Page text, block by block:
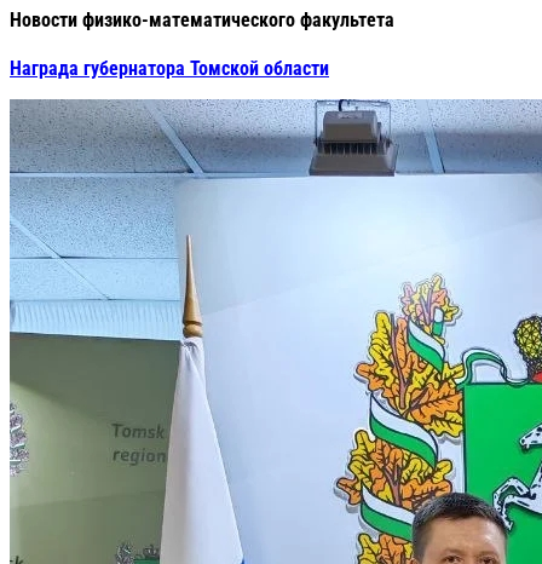
Новости физико-математического факультета
Награда губернатора Томской области